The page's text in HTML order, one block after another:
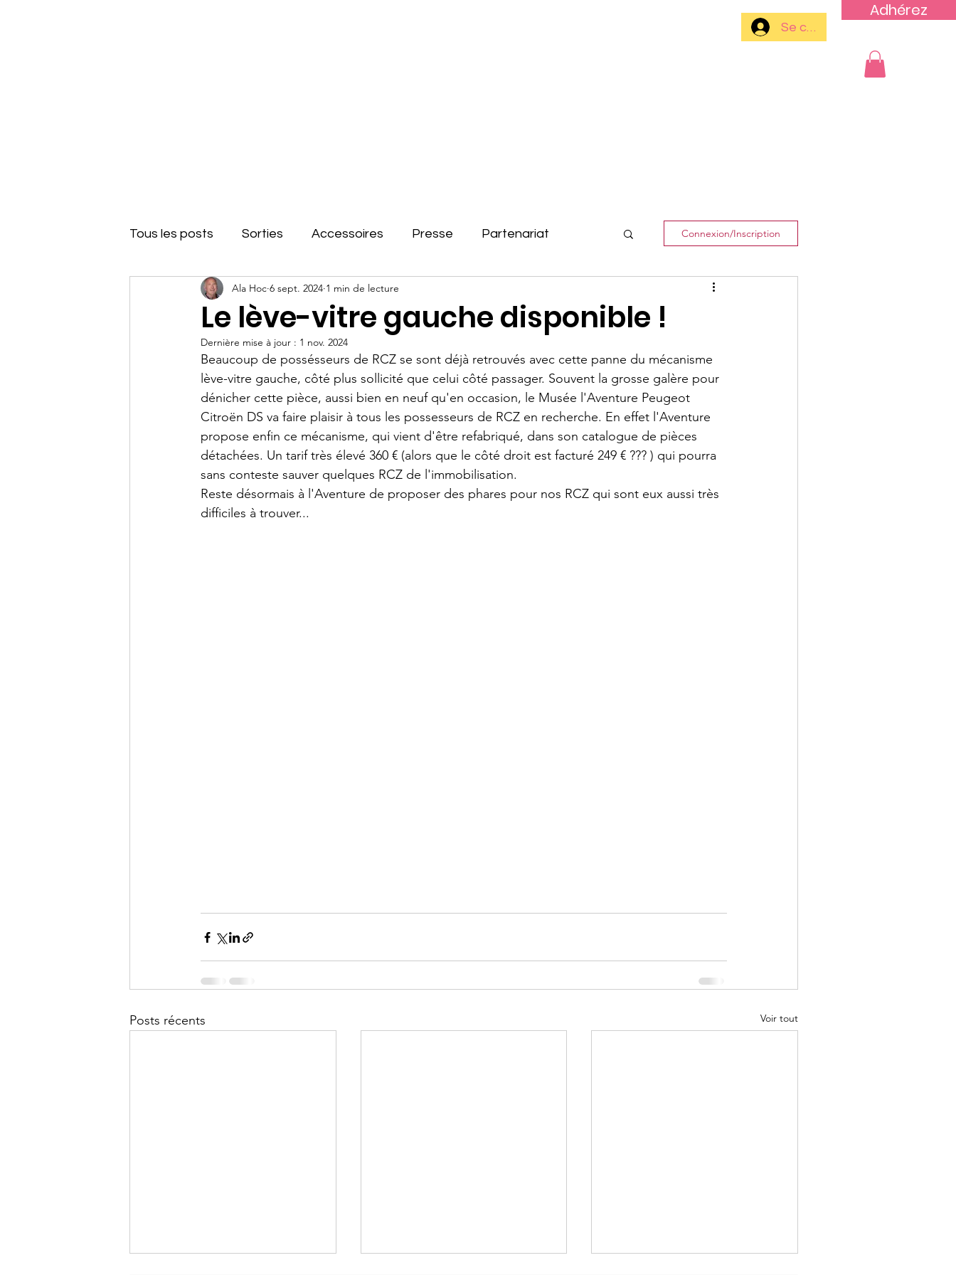
Adhérez
Se connecter
Tous les posts Sorties Accessoires Presse Partenariat
Informations concours photo Assemblée générales
Assemblée générale
Connexion/Inscription
Le lève-vitre gauche disponible !
Ala Hoc 6 sept. 2024 1 min de lecture
Dernière mise à jour : 1 nov. 2024
Beaucoup de possésseurs de RCZ se sont déjà retrouvés avec cette panne du mécanisme
lève-vitre gauche, côté plus sollicité que celui côté passager. Souvent la grosse galère pour
dénicher cette pièce, aussi bien en neuf qu'en occasion, le Musée l'Aventure Peugeot
Citroën DS va faire plaisir à tous les possesseurs de RCZ en recherche. En effet l'Aventure
propose enfin ce mécanisme, qui vient d'être refabriqué, dans son catalogue de pièces
détachées. Un tarif très élevé 360 € (alors que le côté droit est facturé 249 € ??? ) qui pourra
sans conteste sauver quelques RCZ de l'immobilisation.
Reste désormais à l'Aventure de proposer des phares pour nos RCZ qui sont eux aussi très
difficiles à trouver...
Posts récents Voir tout